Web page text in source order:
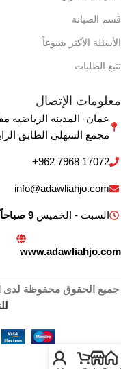
قسم الصيانة
الأسئلة الأكثر شيوعاً
تتبع الطلبات
معلومات الإتصال
مجمع السهلي الطابق الرابع 405 ‏عمان‏، ‏الأردن‏
+962 7968 17072
info@adawliahjo.com
السبت - الخميس9 صباحاً - 9 مساءاً
www.adawliahjo.com
جميع الحقوق محفوظة لدى